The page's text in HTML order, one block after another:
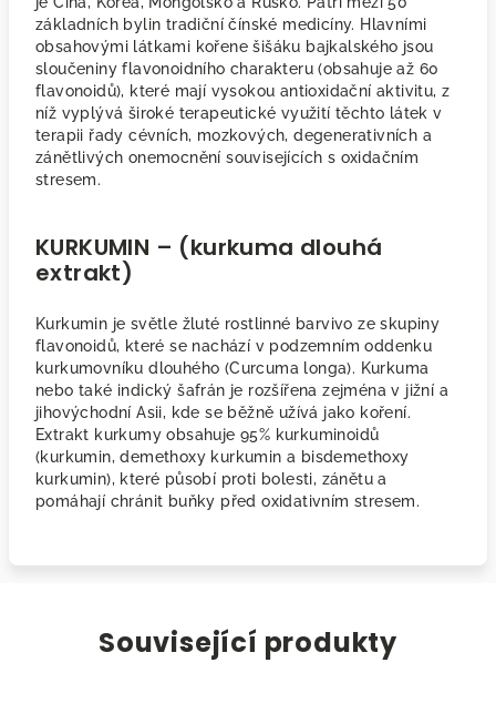
základních bylin tradiční čínské medicíny. Hlavními
obsahovými látkami kořene šišáku bajkalského jsou
sloučeniny flavonoidního charakteru (obsahuje až 60
flavonoidů), které mají vysokou antioxidační aktivitu, z
níž vyplývá široké terapeutické využití těchto látek v
terapii řady cévních, mozkových, degenerativních a
zánětlivých onemocnění souvisejících s oxidačním
stresem.
KURKUMIN – (kurkuma dlouhá
extrakt)
Kurkumin je světle žluté rostlinné barvivo ze skupiny
flavonoidů, které se nachází v podzemním oddenku
kurkumovníku dlouhého (Curcuma longa). Kurkuma
nebo také indický šafrán je rozšířena zejména v jižní a
jihovýchodní Asii, kde se běžně užívá jako koření.
Extrakt kurkumy obsahuje 95% kurkuminoidů
(kurkumin, demethoxy kurkumin a bisdemethoxy
kurkumin), které působí proti bolesti, zánětu a
pomáhají chránit buňky před oxidativním stresem.
Související produkty